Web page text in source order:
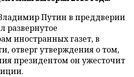
Путин в преддверии
развернутое
иностранных газет, в
отверг утверждения о том,
президентом он ужесточит